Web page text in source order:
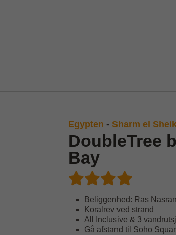
Egypten - Sharm el
DoubleTree
Bay
Beliggenhed: Ras
Koralrev ved strand
All Inclusive & 3
Gå afstand til Soho